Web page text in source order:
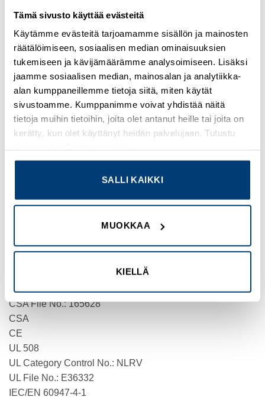
Tämä sivusto käyttää evästeitä
Käytämme evästeitä tarjoamamme sisällön ja mainosten
räätälöimiseen, sosiaalisen median ominaisuuksien
tukemiseen ja kävijämäärämme analysoimiseen. Lisäksi
jaamme sosiaalisen median, mainosalan ja analytiikka-
alan kumppaneillemme tietoja siitä, miten käytät
sivustoamme. Kumppanimme voivat yhdistää näitä
tietoja muihin tietoihin, joita olet antanut heille tai joita on
kerätty, kun olet käyttänyt heidän palvelujaan. Tutustu
SALLI KAIKKI
MUOKKAA
KIELLÄ
EAN
4015080327202
PRODUCT LENGTH/DEPTH
25 mm
PRODUCT HEIGHT
38 mm
PRODUCT WIDTH
PRODUCT WEIGHT
CERTIFICATIONS
CSA-C22.2 No. 14
CSA File No.: 165628
CSA
CE
UL 508
UL Category Control No.: NLRV
UL File No.: E36332
IEC/EN 60947-4-1